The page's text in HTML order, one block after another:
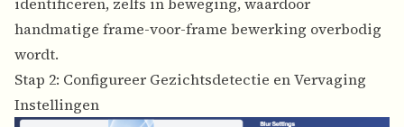
handmatige frame-voor-frame bewerking overbodig
wordt.
Stap 2: Configureer Gezichtsdetectie en Vervaging
Instellingen